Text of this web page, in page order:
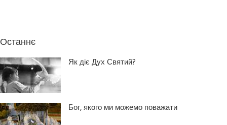
Останнє
Як діє Дух Святий?
Бог, якого ми можемо поважати